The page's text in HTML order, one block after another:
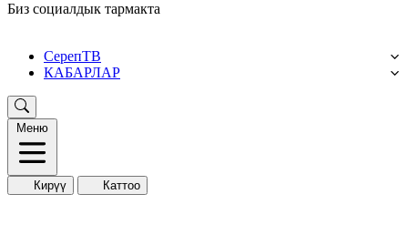
Биз социалдык тармакта
СерепТВ
КАБАРЛАР
Меню
Кирүү Каттоо